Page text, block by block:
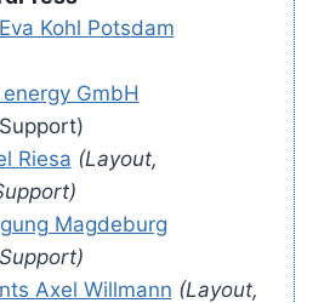
Kohl Potsdam
GmbH
Riesa (Layout,
Magdeburg
Axel Willmann (Layout,